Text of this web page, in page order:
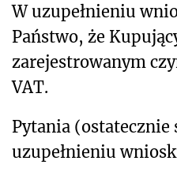
W uzupełnieniu
Państwo, że
zarejestrowanym
VAT.
Pytania (ostatecznie
uzupełnieniu